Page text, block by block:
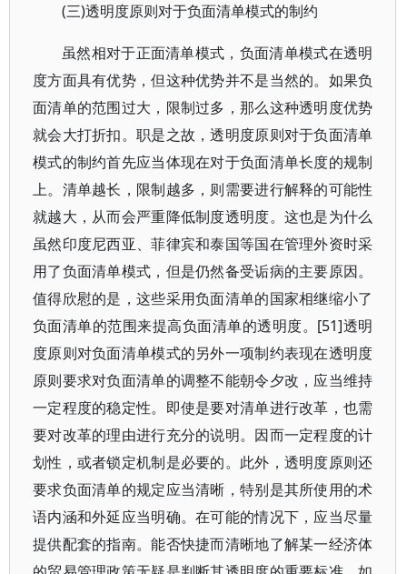
(三)透明度原则对于负面清单模式的制约
虽然相对于正面清单模式，负面清单模式在透明
度方面具有优势，但这种优势并不是当然的。如果负
面清单的范围过大，限制过多，那么这种透明度优势
就会大打折扣。职是之故，透明度原则对于负面清单
模式的制约首先应当体现在对于负面清单长度的规制
上。清单越长，限制越多，则需要进行解释的可能性
就越大，从而会严重降低制度透明度。这也是为什么
虽然印度尼西亚、菲律宾和泰国等国在管理外资时采
用了负面清单模式，但是仍然备受诟病的主要原因。
值得欣慰的是，这些采用负面清单的国家相继缩小了
负面清单的范围来提高负面清单的透明度。[51]透明
度原则对负面清单模式的另外一项制约表现在透明度
原则要求对负面清单的调整不能朝令夕改，应当维持
一定程度的稳定性。即使是要对清单进行改革，也需
要对改革的理由进行充分的说明。因而一定程度的计
划性，或者锁定机制是必要的。此外，透明度原则还
要求负面清单的规定应当清晰，特别是其所使用的术
语内涵和外延应当明确。在可能的情况下，应当尽量
提供配套的指南。能否快捷而清晰地了解某一经济体